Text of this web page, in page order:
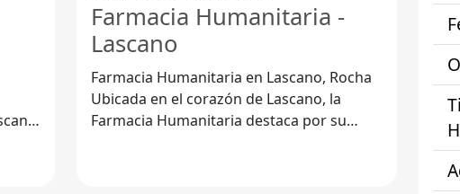
Farmacia Humanitaria -
Lascano
Farmacia Humanitaria en Lascano, Rocha
Ubicada en el corazón de Lascano, la
Farmacia Humanitaria destaca por su